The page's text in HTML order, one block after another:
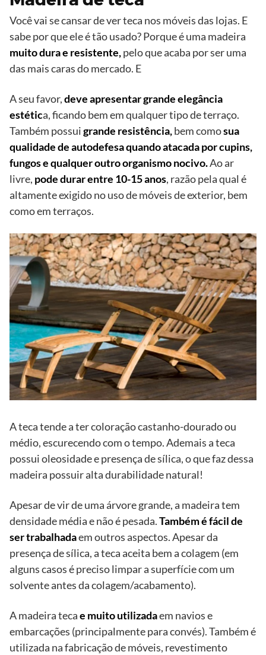
Você vai se cansar de ver teca nos móveis das lojas. E
sabe por que ele é tão usado? Porque é uma madeira
muito dura e resistente,pelo que acaba por ser uma
das mais caras do mercado. E
A seu favor,deve apresentar grande elegância
estética, ficando bem em qualquer tipo de terraço.
Também possuigrande resistência,bem comosua
qualidade de autodefesa quando atacada por cupins,
fungos e qualquer outro organismo nocivo.Ao ar
livre, pode durar entre 10-15 anos, razão pela qual é
altamente exigido no uso de móveis de exterior, bem
como em terraços.
A teca tende a ter coloração castanho-dourado ou
médio, escurecendo com o tempo. Ademais a teca
possui oleosidade e presença de sílica, o que faz dessa
madeira possuir alta durabilidade natural!
Apesar de vir de uma árvore grande, a madeira tem
densidade média e não é pesada.Também é fácil de
ser trabalhadaem outros aspectos. Apesar da
presença de sílica, a teca aceita bem a colagem (em
alguns casos é preciso limpar a superfície com um
solvente antes da colagem/acabamento).
A madeira tecae muito utilizadaem navios e
embarcações (principalmente para convés). Também é
utilizada na fabricação de móveis, revestimento